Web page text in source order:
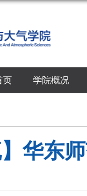
页 学院概况
】华东